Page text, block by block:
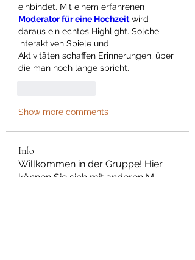
Moderator für eine Hochzeit wird
daraus ein echtes Highlight. Solche
interaktiven Spiele und
Aktivitäten schaffen Erinnerungen, über
die man noch lange spricht.
Show more comments
Info
Willkommen in der Gruppe! Hier
können Sie sich mit anderen M